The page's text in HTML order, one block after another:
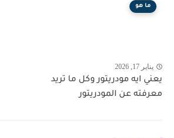
ما هو
يناير 17, 2026
يعني ايه مودريتور وكل ما تريد
معرفته عن المودريتور